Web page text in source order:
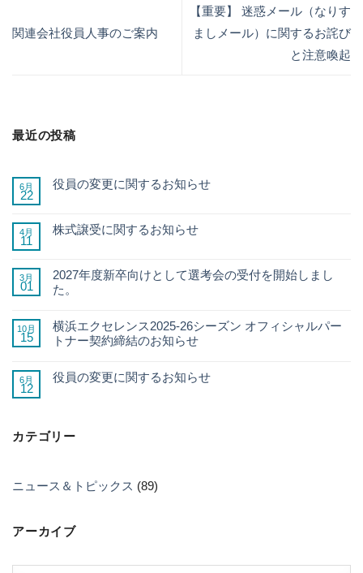
関連会社役員人事のご案内
【重要】 迷惑メール（なりす
ましメール）に関するお詫び
と注意喚起
最近の投稿
22
6月 役員の変更に関するお知らせ
11
4月 株式譲受に関するお知らせ
01
3月
2027年度新卒向けとして選考会の受付を開始しまし
た。
15
10月
横浜エクセレンス2025-26シーズン オフィシャルパー
トナー契約締結のお知らせ
12
6月 役員の変更に関するお知らせ
カテゴリー
ニュース＆トピックス (89)
アーカイブ